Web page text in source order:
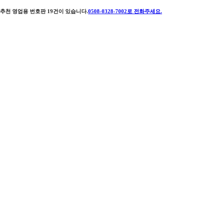
추천 영업용 번호판 19건이 있습니다.0508-0328-7002 로 전화주세요.